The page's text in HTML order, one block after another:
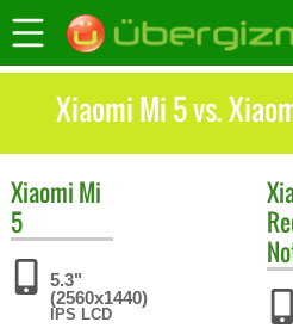
Xiaomi Mi 5 vs.
Xiaomi Mi
5
5.3"
(2560x1440)
IPS LCD